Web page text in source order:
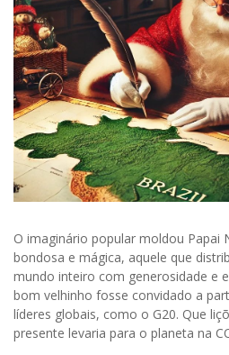
O imaginário popular moldou Papai
bondosa e mágica, aquele que
mundo inteiro com generosidade e
bom velhinho fosse convidado a
líderes globais, como o G20. Que
presente levaria para o planeta na